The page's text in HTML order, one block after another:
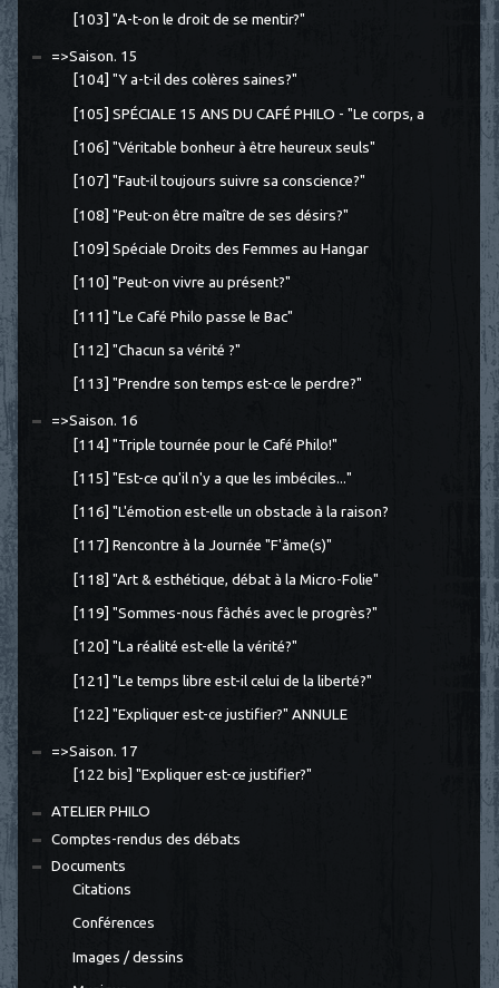
[103] "A-t-on le droit de se mentir?"
=>Saison. 15
[104] "Y a-t-il des colères saines?"
[105] SPÉCIALE 15 ANS DU CAFÉ PHILO - "Le corps, a
[106] "Véritable bonheur à être heureux seuls"
[107] "Faut-il toujours suivre sa conscience?"
[108] "Peut-on être maître de ses désirs?"
[109] Spéciale Droits des Femmes au Hangar
[110] "Peut-on vivre au présent?"
[111] "Le Café Philo passe le Bac"
[112] "Chacun sa vérité ?"
[113] "Prendre son temps est-ce le perdre?"
=>Saison. 16
[114] "Triple tournée pour le Café Philo!"
[115] "Est-ce qu'il n'y a que les imbéciles..."
[116] "L'émotion est-elle un obstacle à la raison?
[117] Rencontre à la Journée "F'âme(s)"
[118] "Art & esthétique, débat à la Micro-Folie"
[119] "Sommes-nous fâchés avec le progrès?"
[120] "La réalité est-elle la vérité?"
[121] "Le temps libre est-il celui de la liberté?"
[122] "Expliquer est-ce justifier?" ANNULE
=>Saison. 17
[122 bis] "Expliquer est-ce justifier?"
ATELIER PHILO
Comptes-rendus des débats
Documents
Citations
Conférences
Images / dessins